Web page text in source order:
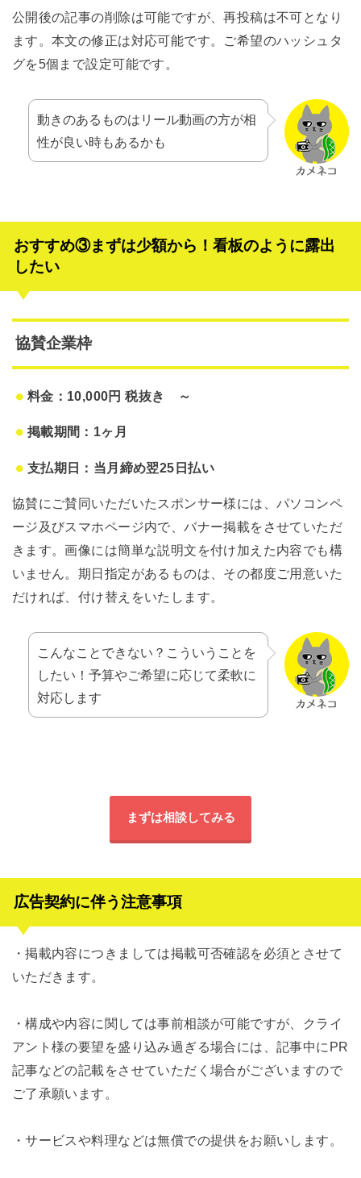
公開後の記事の削除は可能ですが、再投稿は不可となり
ます。本文の修正は対応可能です。ご希望のハッシュタ
グを5個まで設定可能です。
動きのあるものはリール動画の方が相
性が良い時もあるかも
おすすめ③まずは少額から！看板のように露出
したい
協賛企業枠
料金：10,000円 税抜き ～
掲載期間：1ヶ月
支払期日：当月締め翌25日払い
協賛にご賛同いただいたスポンサー様には、パソコンペ
ージ及びスマホページ内で、バナー掲載をさせていただ
きます。画像には簡単な説明文を付け加えた内容でも構
いません。期日指定があるものは、その都度ご用意いた
だければ、付け替えをいたします。
こんなことできない？こういうことを
したい！予算やご希望に応じて柔軟に
対応します
まずは相談してみる
広告契約に伴う注意事項
・掲載内容につきましては掲載可否確認を必須とさせて
いただきます。
・構成や内容に関しては事前相談が可能ですが、クライ
アント様の要望を盛り込み過ぎる場合には、記事中にPR
記事などの記載をさせていただく場合がございますので
ご了承願います。
・サービスや料理などは無償での提供をお願いします。